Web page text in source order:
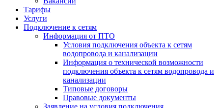
Тарифы
Услуги
Подключение к сетям
Информация от ПТО
Условия подключения объекта к сетям
водопровода и канализации
Информация о технической возможности
подключения объекта к сетям водопровода и
канализации
Типовые договоры
Правовые документы
Заявление на условия подключения